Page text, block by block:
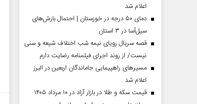
اعلام شد
دمای ۵۰ درجه در خوزستان | احتمال بارش‌های
سیل‌آسا در ۳ استان
قصه سریال رویای نیمه شب اختلاف شیعه و سنی
نیست/ از روند اجرای فیلمنامه رضایت دارم
مسیر‌های راهپیمایی جاماندگان اربعین در البرز
اعلام شد
قیمت سکه و طلا در بازار آزاد در ۱۰ مرداد ۱۴۰۵
صفحات نخست روزنامه ها‌ی‌سه‌شنبه ۶ مردادماه